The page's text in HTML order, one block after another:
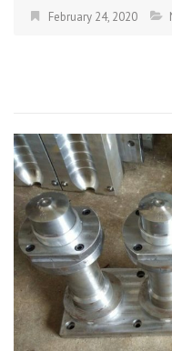
February 24, 2020